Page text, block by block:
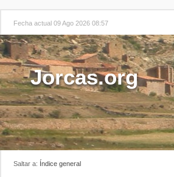
Fecha actual 09 Ago 2026 08:57
Jorcas.org
Saltar a: Índice general